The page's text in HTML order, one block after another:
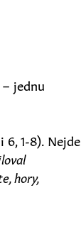
jednu
1-8). Nejde
hory,